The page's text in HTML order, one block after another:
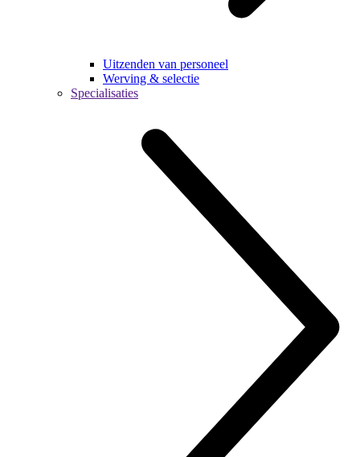
Uitzenden van personeel
Werving & selectie
Specialisaties